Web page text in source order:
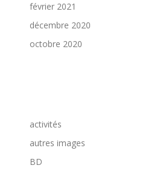
février 2021
décembre 2020
octobre 2020
activités
autres images
BD